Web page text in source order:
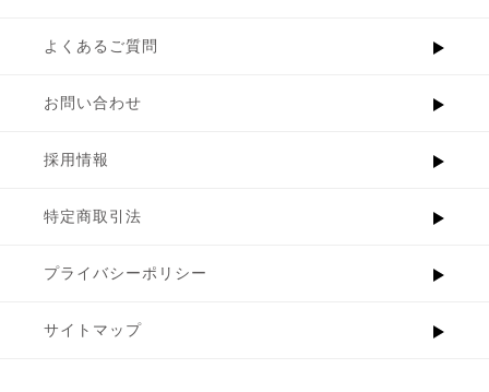
よくあるご質問
お問い合わせ
採用情報
特定商取引法
プライバシーポリシー
サイトマップ